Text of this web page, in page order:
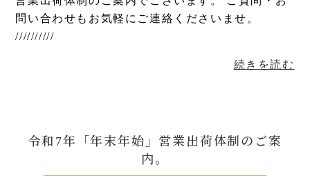
問い合わせもお気軽にご連絡くださいませ。
//////////
続きを読む
令和7年「年末年始」営業出荷体制のご案
内。